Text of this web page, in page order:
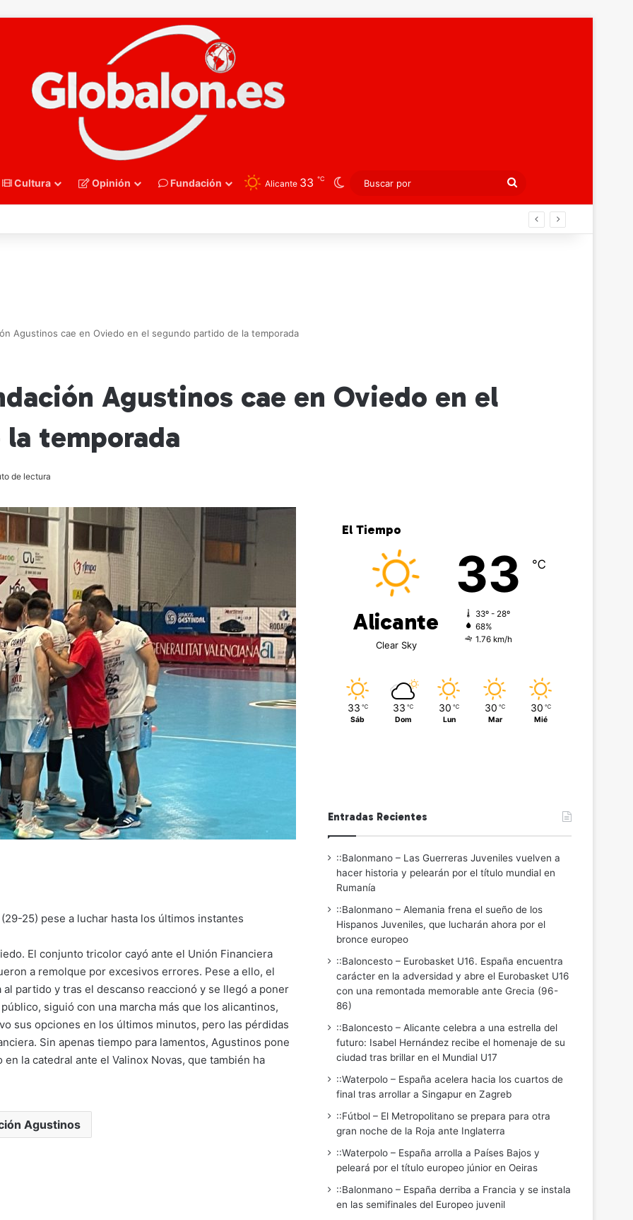
Cultura Opinión Fundación Alicante 33 ℃ Switch skin
Buscar
por
– Alemania frena el sueño de los Hispanos Juveniles, que lucharán ahora por el bronce europeo
Agustinos cae en Oviedo en el segundo partido de la temporada
Agustinos cae en Oviedo en el
temporada
de lectura
25) pese a luchar hasta los últimos instantes
El conjunto tricolor cayó ante el Unión Financiera
a remolque por excesivos errores. Pese a ello, el
partido y tras el descanso reaccionó y se llegó a poner
siguió con una marcha más que los alicantinos,
sus opciones en los últimos minutos, pero las pérdidas
Sin apenas tiempo para lamentos, Agustinos pone
la catedral ante el Valinox Novas, que también ha
Agustinos
El Tiempo
Alicante
Clear Sky
33 ℃
33º - 28º
68%
1.76 km/h
33 ℃
Sáb
33 ℃
Dom
30 ℃
Lun
30 ℃
Mar
30 ℃
Mié
Entradas Recientes
::Balonmano – Las Guerreras Juveniles vuelven a
hacer historia y pelearán por el título mundial en
Rumanía
::Balonmano – Alemania frena el sueño de los
Hispanos Juveniles, que lucharán ahora por el
bronce europeo
::Baloncesto – Eurobasket U16. España encuentra
carácter en la adversidad y abre el Eurobasket U16
con una remontada memorable ante Grecia (96-
86)
::Baloncesto – Alicante celebra a una estrella del
futuro: Isabel Hernández recibe el homenaje de su
ciudad tras brillar en el Mundial U17
::Waterpolo – España acelera hacia los cuartos de
final tras arrollar a Singapur en Zagreb
::Fútbol – El Metropolitano se prepara para otra
gran noche de la Roja ante Inglaterra
::Waterpolo – España arrolla a Países Bajos y
peleará por el título europeo júnior en Oeiras
::Balonmano – España derriba a Francia y se instala
en las semifinales del Europeo juvenil